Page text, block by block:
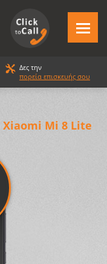
Δες την
πορεία επισκευής σου
Xiaomi Mi 8 Lite